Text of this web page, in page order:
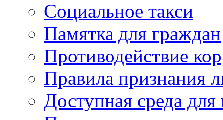
Социальное такси
Памятка для граждан
Противодействие
Правила признания
Доступная среда для